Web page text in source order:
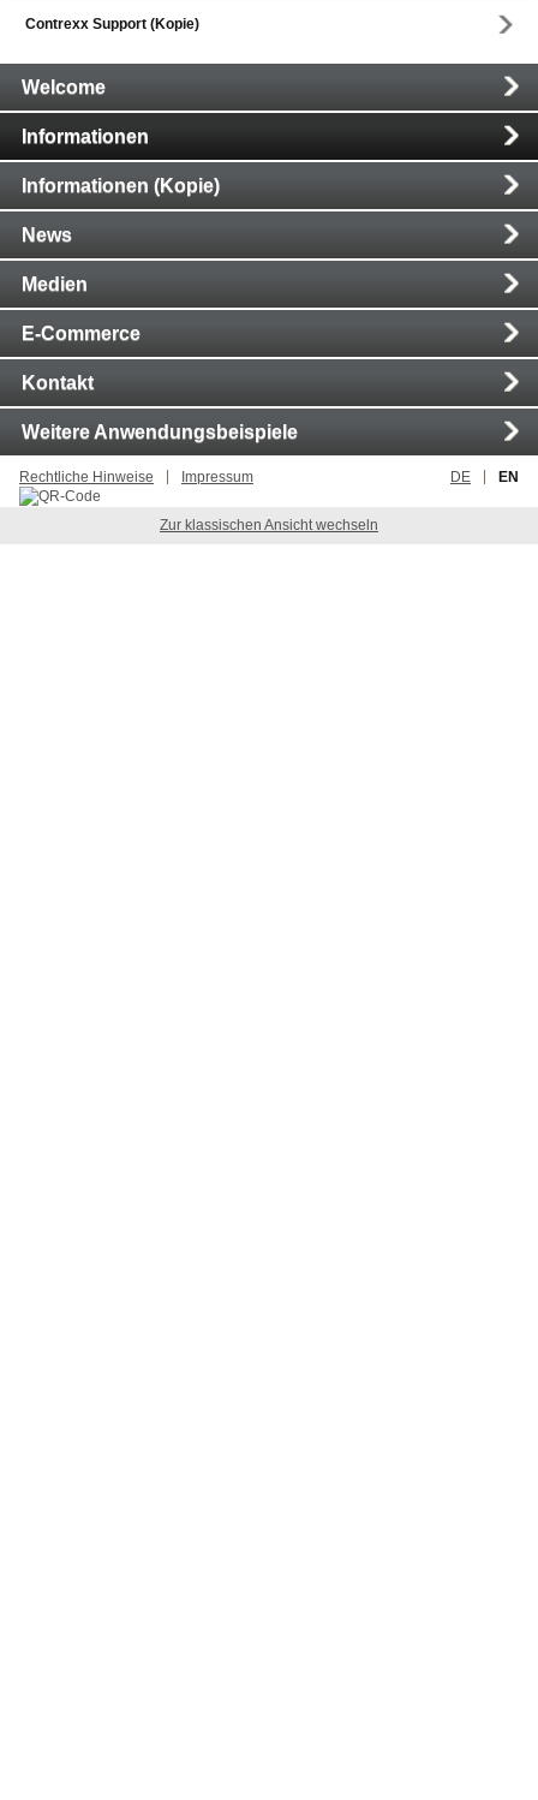
Contrexx Support (Kopie)
Navigation
Welcome
Informationen
Informationen (Kopie)
News
Medien
E-Commerce
Kontakt
Weitere Anwendungsbeispiele
Rechtliche Hinweise Impressum DE EN
Zur klassischen Ansicht wechseln